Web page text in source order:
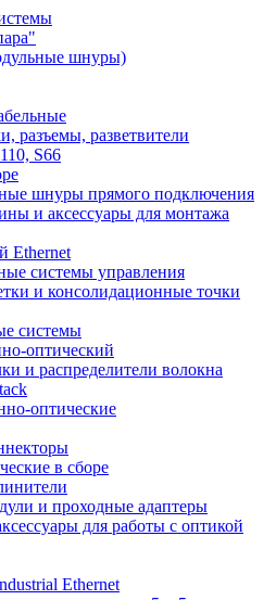
шнуры)
разъемы, разветвители
S66
шнуры прямого подключения
и аксессуары для монтажа
Ethernet
системы управления
и консолидационные точки
системы
оптический
и распределители волокна
оптические
в сборе
и проходные адаптеры
для работы с оптикой
Ethernet